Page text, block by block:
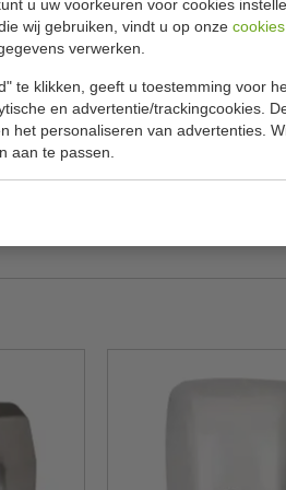
u uw voorkeuren voor cookies
wij gebruiken, vindt u op onze cookies
verwerken.
te klikken, geeft u toestemming voor
en advertentie/trackingcookies.
het personaliseren van advertenties.
aan te passen.